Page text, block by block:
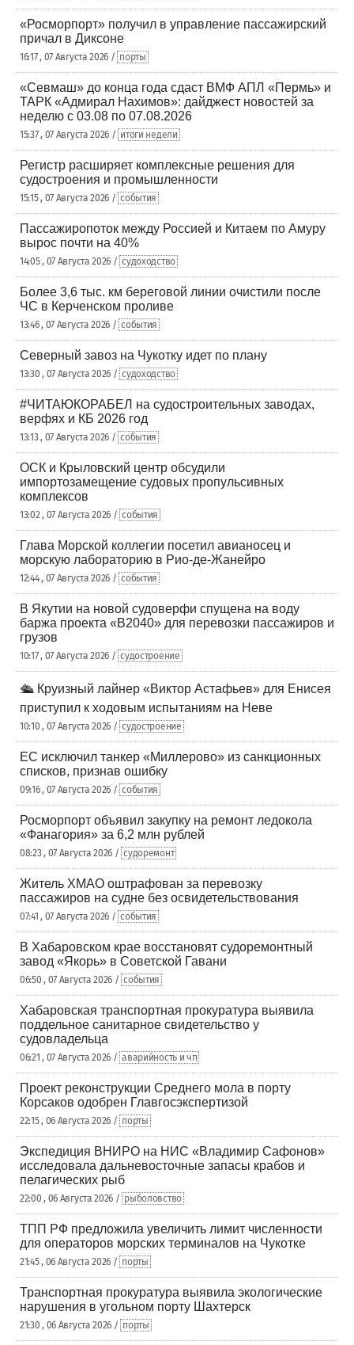
«Росморпорт» получил в управление пассажирский
причал в Диксоне
16:17 , 07 Августа 2026 / порты
«Севмаш» до конца года сдаст ВМФ АПЛ «Пермь» и
ТАРК «Адмирал Нахимов»: дайджест новостей за
неделю с 03.08 по 07.08.2026
15:37 , 07 Августа 2026 / итоги недели
Регистр расширяет комплексные решения для
судостроения и промышленности
15:15 , 07 Августа 2026 / события
Пассажиропоток между Россией и Китаем по Амуру
вырос почти на 40%
14:05 , 07 Августа 2026 / судоходство
Более 3,6 тыс. км береговой линии очистили после
ЧС в Керченском проливе
13:46 , 07 Августа 2026 / события
Северный завоз на Чукотку идет по плану
13:30 , 07 Августа 2026 / судоходство
#ЧИТАЮКОРАБЕЛ на судостроительных заводах,
верфях и КБ 2026 год
13:13 , 07 Августа 2026 / события
ОСК и Крыловский центр обсудили
импортозамещение судовых пропульсивных
комплексов
13:02 , 07 Августа 2026 / события
Глава Морской коллегии посетил авианосец и
морскую лабораторию в Рио-де-Жанейро
12:44 , 07 Августа 2026 / события
В Якутии на новой судоверфи спущена на воду
баржа проекта «В2040» для перевозки пассажиров и
грузов
10:17 , 07 Августа 2026 / судостроение
🛳️ Круизный лайнер «Виктор Астафьев» для Енисея
приступил к ходовым испытаниям на Неве
10:10 , 07 Августа 2026 / судостроение
ЕС исключил танкер «Миллерово» из санкционных
списков, признав ошибку
09:16 , 07 Августа 2026 / события
Росморпорт объявил закупку на ремонт ледокола
«Фанагория» за 6,2 млн рублей
08:23 , 07 Августа 2026 / судоремонт
Житель ХМАО оштрафован за перевозку
пассажиров на судне без освидетельствования
07:41 , 07 Августа 2026 / события
В Хабаровском крае восстановят судоремонтный
завод «Якорь» в Советской Гавани
06:50 , 07 Августа 2026 / события
Хабаровская транспортная прокуратура выявила
поддельное санитарное свидетельство у
судовладельца
06:21 , 07 Августа 2026 / аварийность и чп
Проект реконструкции Среднего мола в порту
Корсаков одобрен Главгосэкспертизой
22:15 , 06 Августа 2026 / порты
Экспедиция ВНИРО на НИС «Владимир Сафонов»
исследовала дальневосточные запасы крабов и
пелагических рыб
22:00 , 06 Августа 2026 / рыболовство
ТПП РФ предложила увеличить лимит численности
для операторов морских терминалов на Чукотке
21:45 , 06 Августа 2026 / порты
Транспортная прокуратура выявила экологические
нарушения в угольном порту Шахтерск
21:30 , 06 Августа 2026 / порты